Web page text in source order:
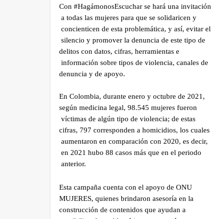
de Arelys Henao, quién es la imagen de la
campaña.
Con #HagámonosEscuchar se hará una invitación
a todas las mujeres para que se solidaricen y
concienticen de esta problemática, y así, evitar el
silencio y promover la denuncia de este tipo de
información sobre tipos de violencia, canales de
denuncia y de apoyo.
En Colombia, durante enero y octubre de 2021,
según medicina legal, 98.545 mujeres fueron
víctimas de algún tipo de violencia; de estas
aumentaron en comparación con 2020, es decir,
en 2021 hubo 88 casos más que en el periodo
anterior.